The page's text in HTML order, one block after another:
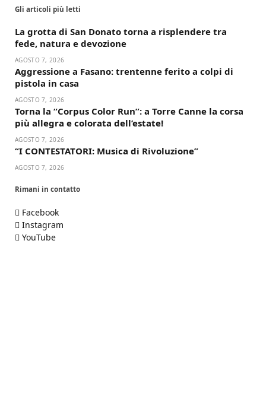
Gli articoli più letti
La grotta di San Donato torna a risplendere tra
fede, natura e devozione
AGOSTO 7, 2026
Aggressione a Fasano: trentenne ferito a colpi di
pistola in casa
AGOSTO 7, 2026
Torna la “Corpus Color Run”: a Torre Canne la corsa
più allegra e colorata dell’estate!
AGOSTO 7, 2026
“I CONTESTATORI: Musica di Rivoluzione”
AGOSTO 7, 2026
Rimani in contatto
Facebook
Instagram
YouTube